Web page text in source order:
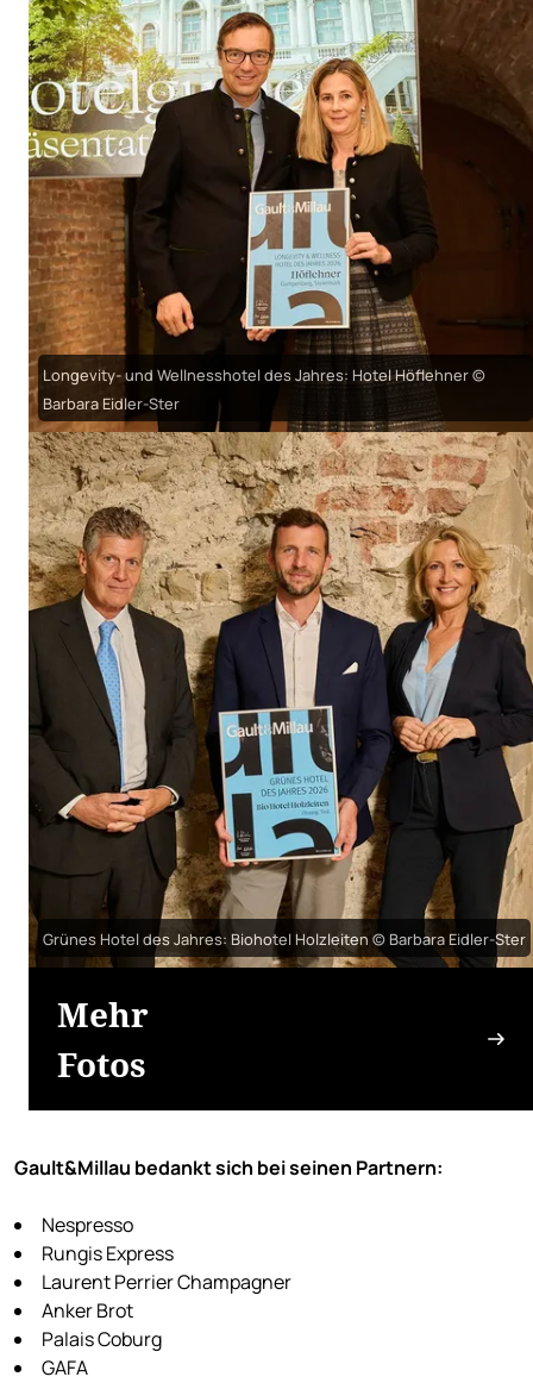
Longevity- und Wellnesshotel des Jahres: Hotel Höflehner ©
Barbara Eidler-Ster
Grünes Hotel des Jahres: Biohotel Holzleiten © Barbara Eidler-Ster
Mehr
Fotos
Gault&Millau bedankt sich bei seinen Partnern:
Nespresso
Rungis Express
Laurent Perrier Champagner
Anker Brot
Palais Coburg
GAFA